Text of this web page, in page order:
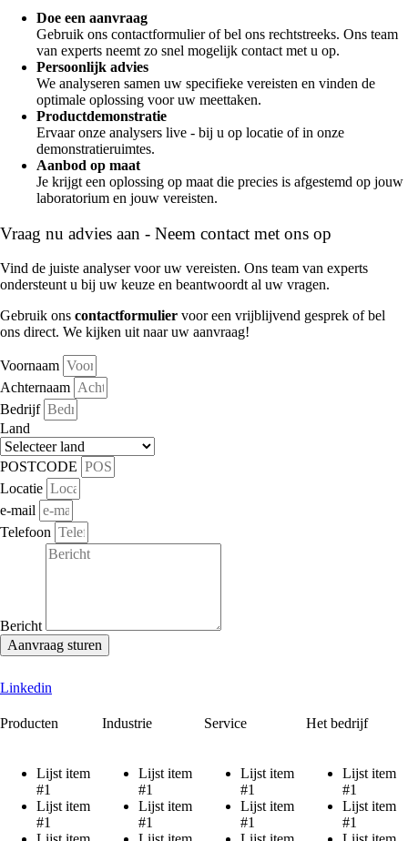
Doe een aanvraag
Gebruik ons contactformulier of bel ons rechtstreeks. Ons team
van experts neemt zo snel mogelijk contact met u op.
Persoonlijk advies
We analyseren samen uw specifieke vereisten en vinden de
optimale oplossing voor uw meettaken.
Productdemonstratie
Ervaar onze analysers live - bij u op locatie of in onze
demonstratieruimtes.
Aanbod op maat
Je krijgt een oplossing op maat die precies is afgestemd op jouw
laboratorium en jouw vereisten.
Vraag nu advies aan - Neem contact met ons op
Vind de juiste analyser voor uw vereisten. Ons team van experts
ondersteunt u bij uw keuze en beantwoordt al uw vragen.
Gebruik ons contactformulier voor een vrijblijvend gesprek of bel
ons direct. We kijken uit naar uw aanvraag!
Voornaam
Achternaam
Bedrijf
Land
POSTCODE
Locatie
e-mail
Telefoon
Bericht
Aanvraag sturen
Linkedin
Producten
Lijst item
#1
Lijst item
#1
Industrie
Lijst item
#1
Lijst item
#1
Service
Lijst item
#1
Lijst item
#1
Het bedrijf
Lijst item
#1
Lijst item
#1